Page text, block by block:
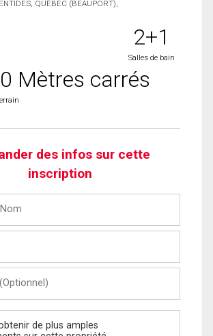
QUÉBEC (BEAUPORT),
2+1
Salles de bain
Mètres carrés
des infos sur cette
inscription